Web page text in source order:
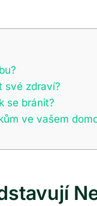
své zdraví?
se bránit?
ve vašem